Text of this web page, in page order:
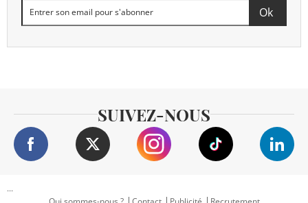
SUIVEZ-NOUS
...